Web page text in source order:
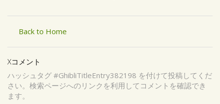
Back to Home
Xコメント
ハッシュタグ #GhibliTitleEntry382198 を付けて投稿してくだ
さい。検索ページへのリンクを利用してコメントを確認でき
ます。